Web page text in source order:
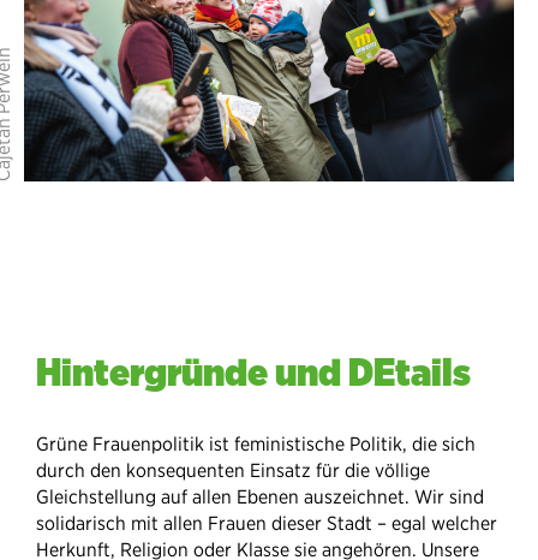
Hintergründe und DEtails
Grüne Frauenpolitik ist feministische Politik, die sich
durch den konsequenten Einsatz für die völlige
Gleichstellung auf allen Ebenen auszeichnet. Wir sind
solidarisch mit allen Frauen dieser Stadt – egal welcher
Herkunft, Religion oder Klasse sie angehören. Unsere